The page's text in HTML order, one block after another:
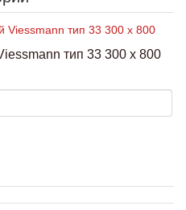
тип 33 300 x 800